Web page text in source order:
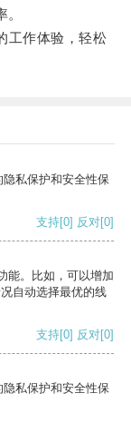
作体验，轻松
私保护和安全性保
支持[0] 反对[0]
能。比如，可以增加
自动选择最优的线
支持[0] 反对[0]
私保护和安全性保